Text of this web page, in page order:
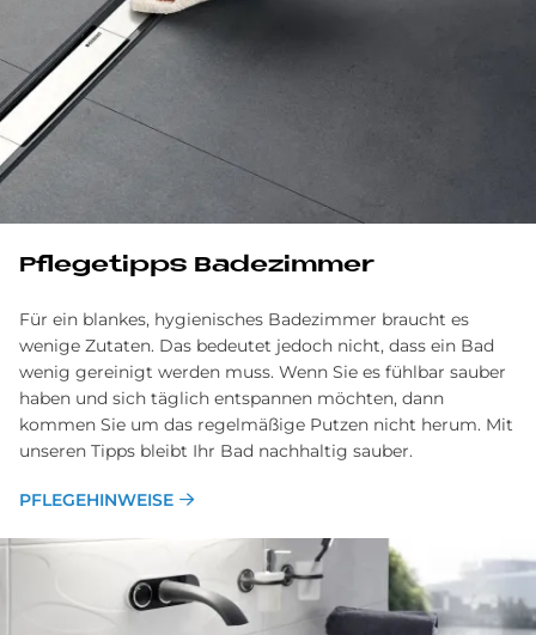
Pflegetipps Badezimmer
Für ein blankes, hygienisches Badezimmer braucht es
wenige Zutaten. Das bedeutet jedoch nicht, dass ein Bad
wenig gereinigt werden muss. Wenn Sie es fühlbar sauber
haben und sich täglich entspannen möchten, dann
kommen Sie um das regelmäßige Putzen nicht herum. Mit
unseren Tipps bleibt Ihr Bad nachhaltig sauber.
PFLEGEHINWEISE